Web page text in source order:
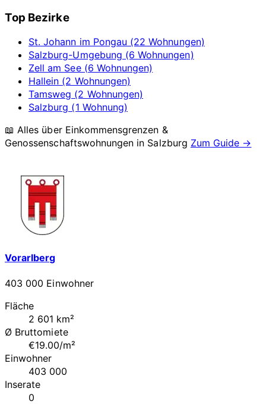
Top Bezirke
St. Johann im Pongau (22 Wohnungen)
Salzburg-Umgebung (6 Wohnungen)
Zell am See (6 Wohnungen)
Hallein (2 Wohnungen)
Tamsweg (2 Wohnungen)
Salzburg (1 Wohnung)
📖 Alles über Einkommensgrenzen &
Genossenschaftswohnungen in Salzburg Zum Guide →
Vorarlberg
403 000 Einwohner
Fläche
2 601 km²
Ø Bruttomiete
€19.00/m²
Einwohner
403 000
Inserate
0